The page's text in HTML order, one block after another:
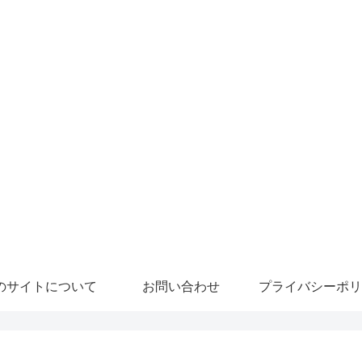
サイトについて お問い合わせ プライバシーポ